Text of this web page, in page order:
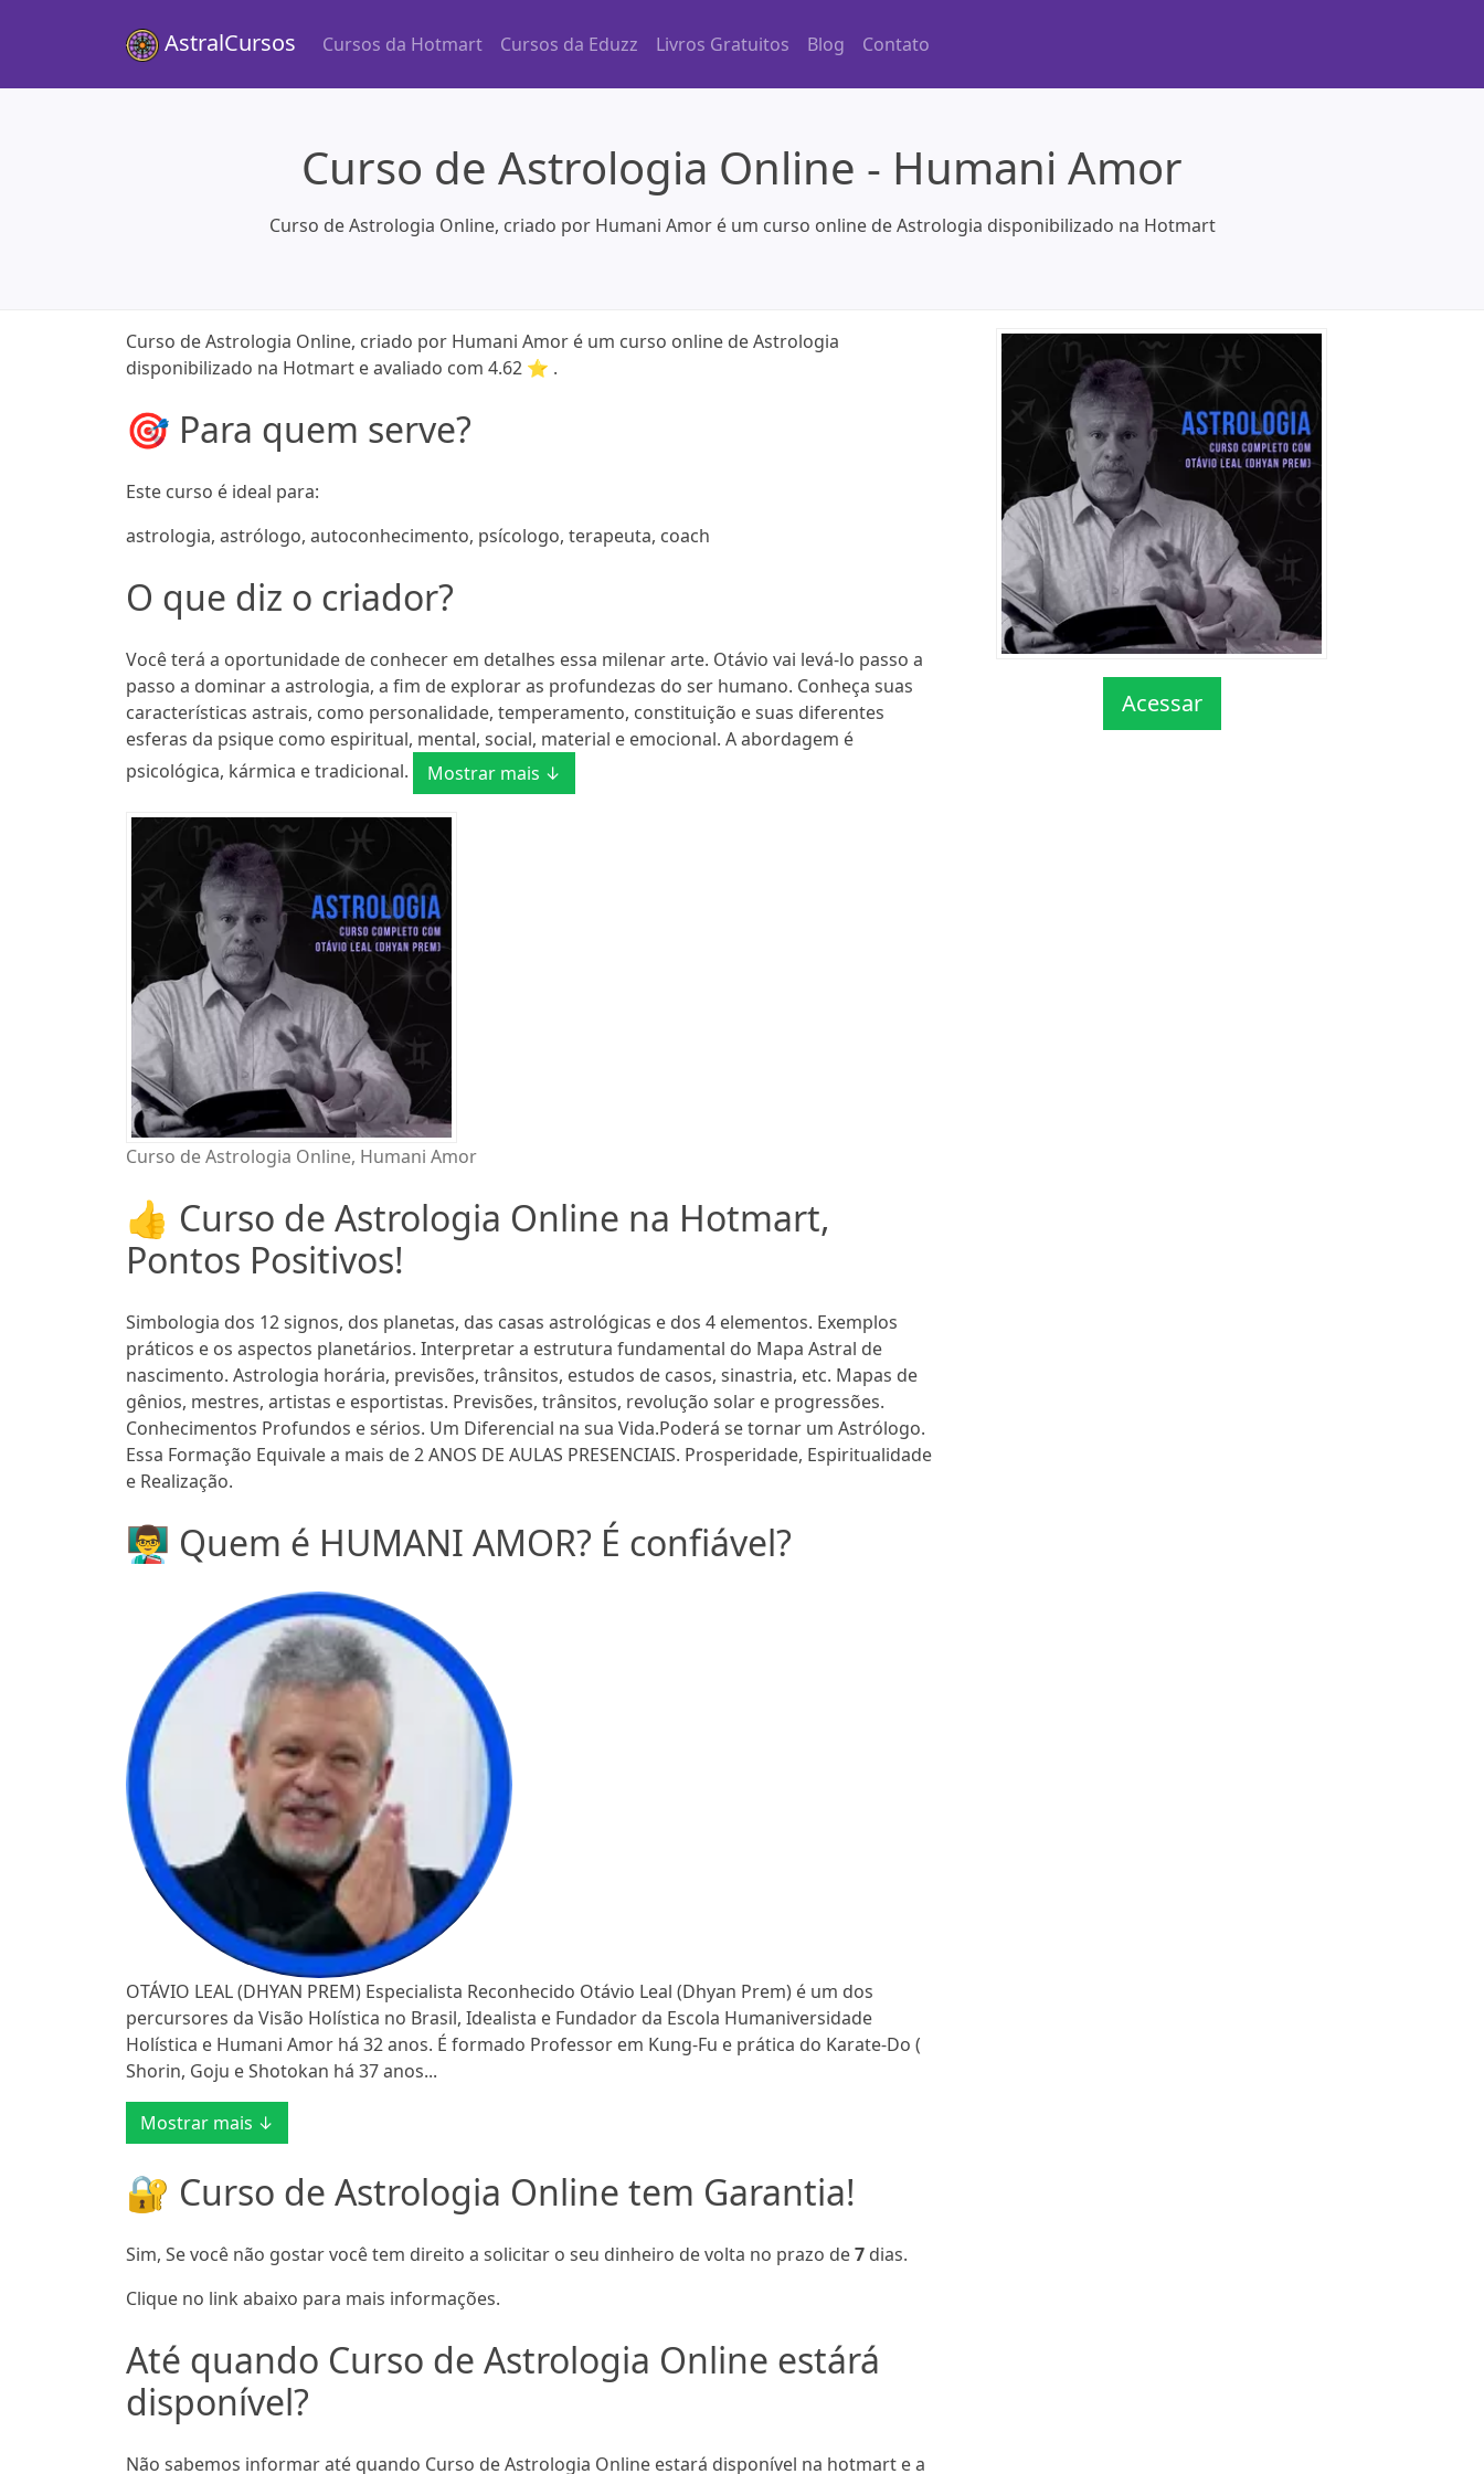
AstralCursos Cursos da Hotmart Cursos da Eduzz Livros Gratuitos Blog Contato
Curso de Astrologia Online - Humani Amor
Curso de Astrologia Online, criado por Humani Amor é um curso online de Astrologia disponibilizado na Hotmart
Curso de Astrologia Online, criado por Humani Amor é um curso online de Astrologia
disponibilizado na Hotmart e avaliado com 4.62 ⭐ .
🎯 Para quem serve?
Este curso é ideal para:
astrologia, astrólogo, autoconhecimento, psícologo, terapeuta, coach
O que diz o criador?
Você terá a oportunidade de conhecer em detalhes essa milenar arte. Otávio vai levá-lo passo a
passo a dominar a astrologia, a fim de explorar as profundezas do ser humano. Conheça suas
características astrais, como personalidade, temperamento, constituição e suas diferentes
esferas da psique como espiritual, mental, social, material e emocional. A abordagem é
psicológica, kármica e tradicional.
Mostrar mais ↓
Curso de Astrologia Online, Humani Amor
👍 Curso de Astrologia Online na Hotmart,
Pontos Positivos!
Simbologia dos 12 signos, dos planetas, das casas astrológicas e dos 4 elementos. Exemplos
práticos e os aspectos planetários. Interpretar a estrutura fundamental do Mapa Astral de
nascimento. Astrologia horária, previsões, trânsitos, estudos de casos, sinastria, etc. Mapas de
gênios, mestres, artistas e esportistas. Previsões, trânsitos, revolução solar e progressões.
Conhecimentos Profundos e sérios. Um Diferencial na sua Vida.Poderá se tornar um Astrólogo.
Essa Formação Equivale a mais de 2 ANOS DE AULAS PRESENCIAIS. Prosperidade, Espiritualidade
e Realização.
👨‍🏫 Quem é HUMANI AMOR? É confiável?
OTÁVIO LEAL (DHYAN PREM) Especialista Reconhecido Otávio Leal (Dhyan Prem) é um dos
percursores da Visão Holística no Brasil, Idealista e Fundador da Escola Humaniversidade
Holística e Humani Amor há 32 anos. É formado Professor em Kung-Fu e prática do Karate-Do (
Shorin, Goju e Shotokan há 37 anos...
Mostrar mais ↓
🔐 Curso de Astrologia Online tem Garantia!
Sim, Se você não gostar você tem direito a solicitar o seu dinheiro de volta no prazo de7 dias.
Clique no link abaixo para mais informações.
Até quando Curso de Astrologia Online estárá
disponível?
Não sabemos informar até quando Curso de Astrologia Online estará disponível na hotmart e a
Acessar